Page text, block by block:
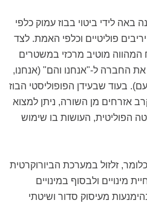
לידי ביטוי בבוז עמוק כלפי
פוליטיים וכלפי האמת. לצד
המהווה מוטיב מרכזי במשטרים
את החברה ל-"אנחנו והם" (אנחנו,
בעוד שבעידן הפופוליסטי הבוז
אזרחים מן השורה, ניתן למצוא
הפוליטית, העושות בו שימוש
זלזול במערכת הביורוקרטית
מינויים ולבסוף במינויים
מעיסוק סדור ושיטתי